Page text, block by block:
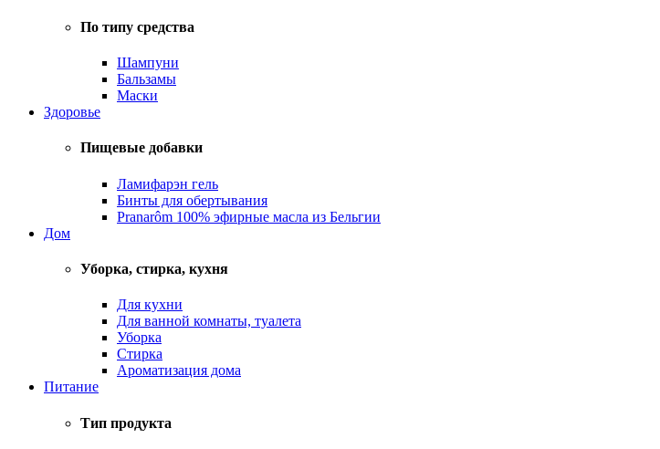
По типу средства
Шампуни
Бальзамы
Маски
Здоровье
Пищевые добавки
Ламифарэн гель
Бинты для обертывания
Pranarôm 100% эфирные масла из Бельгии
Дом
Уборка, стирка, кухня
Для кухни
Для ванной комнаты, туалета
Уборка
Стирка
Ароматизация дома
Питание
Тип продукта